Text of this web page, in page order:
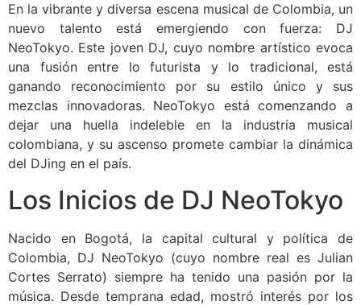
En la vibrante y diversa escena musical de Colombia, un
nuevo talento está emergiendo con fuerza: DJ
NeoTokyo. Este joven DJ, cuyo nombre artístico evoca
una fusión entre lo futurista y lo tradicional, está
ganando reconocimiento por su estilo único y sus
mezclas innovadoras. NeoTokyo está comenzando a
dejar una huella indeleble en la industria musical
colombiana, y su ascenso promete cambiar la dinámica
del DJing en el país.
Los Inicios de DJ NeoTokyo
Nacido en Bogotá, la capital cultural y política de
Colombia, DJ NeoTokyo (cuyo nombre real es Julian
Cortes Serrato) siempre ha tenido una pasión por la
música. Desde temprana edad, mostró interés por los